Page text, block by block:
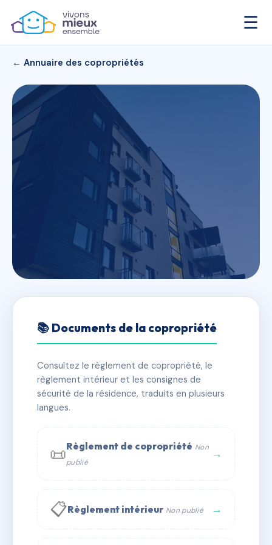
☰
← Annuaire des copropriétés
SDC 16 rue de Pondichery
⚠ IMMATRICULEE_RATTACHEMENT_EXPIRE
🏠 34 lots
🏗 2 bâtiment(s)
📞 Contacter Syndic Digital 💬 WhatsApp
✉ Email
📚 Documents de la copropriété
Consultez le règlement de copropriété, le
règlement intérieur et les consignes de
sécurité de la résidence, traduits en plusieurs
langues.
📜Règlement de copropriété Non
publié
→
📋Règlement intérieur Non publié →